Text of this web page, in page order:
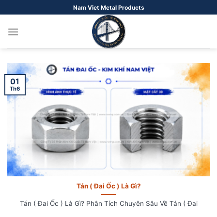
qua
nội
Nam Viet Metal Products
Tán ( Đai Ốc ) Là Gì?
Tán ( Đai Ốc ) Là Gì? Phân Tích Chuyên Sâu Về Tán ( Đai
01
Th6